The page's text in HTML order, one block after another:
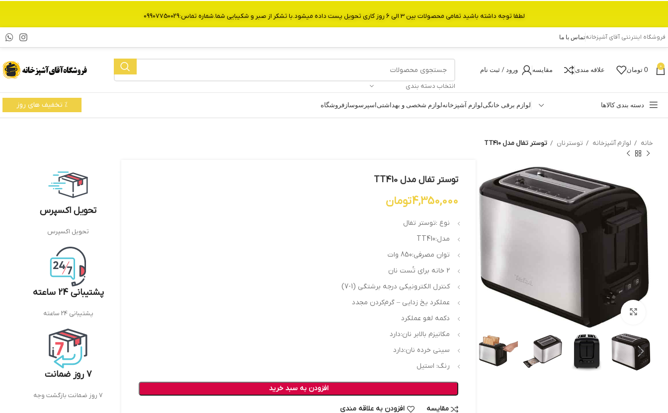
فروشگاه اینترنتی آقای آشپزخانهتماس با ما
0
0 تومان علاقه مندی مقایسه ورود / ثبت نام
انتخاب دسته بندی
دسته بندی کالاها لوازم برقی خانگیلوازم آشپزخانهلوازم شخصی و بهداشتی اسپرسوساز فروشگاه % تخفیف های روز
خانه لوازم آشپزخانه توسترنان توستر تفال مدل TT410
بزرگنمایی تصویر
توستر تفال مدل TT410
4,350,000تومان
نوع :توستر تفال
مدل:TT410
توان مصرفی:850 وات
2 خانه براى تُست نان
كنترل الكترونيكى درجه برشتگى (1-7)
عملكرد يخ زدايى – گرم‌كردن مجدد
دكمه لغو عملكرد
مكانيزم بالابر نان:دارد
سينى خرده نان:دارد
رنگ: استيل
افزودن به سبد خرید
مقایسه افزودن به علاقه مندی
تحویل اکسپرس
تحویل اکسپرس
پشتیبانی 24 ساعته
پشتیبانی 24 ساعته
7 روز ضمانت
7 روز ضمانت بازگشت وجه
لطفا توجه داشته باشید تمامی محصولات بین 3 الی 6 روز کاری تحویل پست داده میشود.با تشکر از صبر و شکیبایی شما.شماره تماس:09907750029